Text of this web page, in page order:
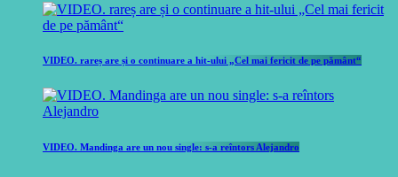
VIDEO. rareș are și o continuare a hit-ului „Cel mai fericit de pe pământ“
VIDEO. Mandinga are un nou single: s-a reîntors Alejandro